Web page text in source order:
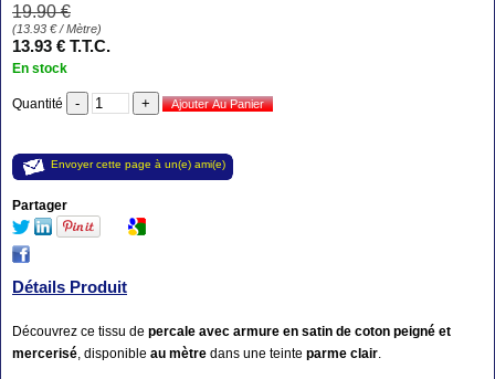
19.90 €
(13.93 €/ Mètre)
13.93 € T.T.C.
En stock
Quantité
Envoyer cette page à un(e) ami(e)
Partager
Détails Produit
Découvrez ce tissu de percale avec armure en satin de coton peigné et
mercerisé, disponible au mètre dans une teinte parme clair.